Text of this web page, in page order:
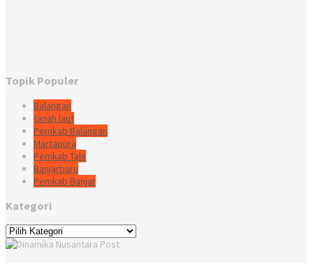
Topik Populer
Balangan
tanah laut
Pemkab Balangan
Martapura
Pemkab Tala
Banjarbaru
Pemkab Banjar
Kategori
Kategori